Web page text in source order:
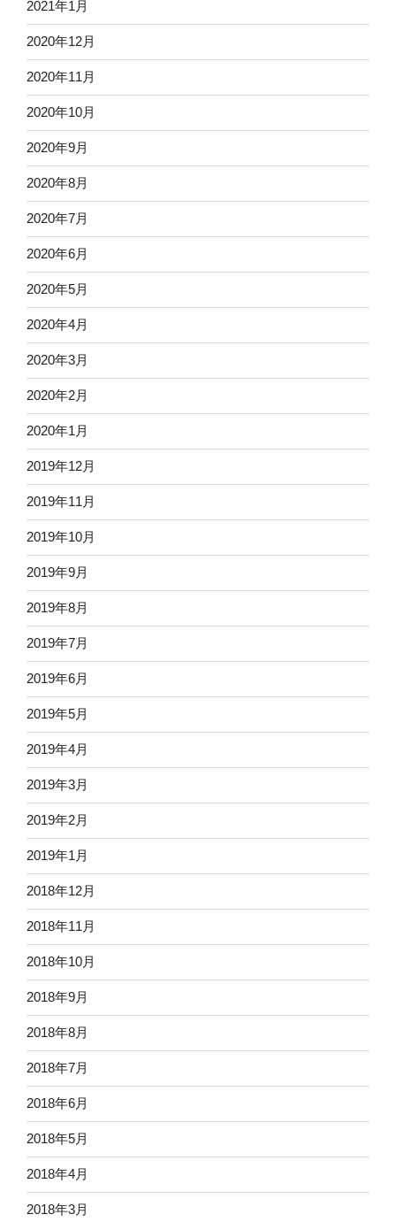
2021年1月
2020年12月
2020年11月
2020年10月
2020年9月
2020年8月
2020年7月
2020年6月
2020年5月
2020年4月
2020年3月
2020年2月
2020年1月
2019年12月
2019年11月
2019年10月
2019年9月
2019年8月
2019年7月
2019年6月
2019年5月
2019年4月
2019年3月
2019年2月
2019年1月
2018年12月
2018年11月
2018年10月
2018年9月
2018年8月
2018年7月
2018年6月
2018年5月
2018年4月
2018年3月